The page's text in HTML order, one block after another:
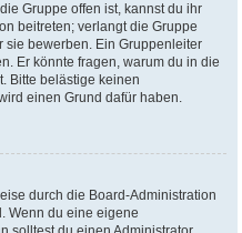
Gruppe offen ist, kannst du ihr
beitreten; verlangt die Gruppe
sie bewerben. Ein Gruppenleiter
Er könnte fragen, warum du in die
Bitte belästige keinen
einen Grund dafür haben.
durch die Board-Administration
Wenn du eine eigene